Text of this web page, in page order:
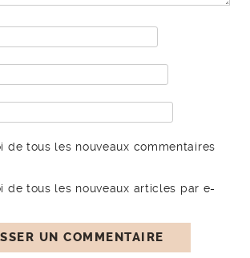
de tous les nouveaux commentaires
de tous les nouveaux articles par e-